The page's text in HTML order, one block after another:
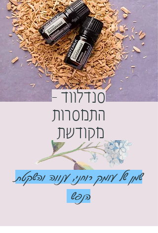
שמן של עומק רוחני, ענווה והשקטת
הנפש
סנדלווד –
התמסרות
מקודשת